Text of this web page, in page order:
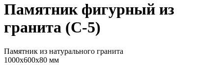
Памятник фигурный из
гранита (С-5)
Памятник из натурального гранита
1000х600х80 мм